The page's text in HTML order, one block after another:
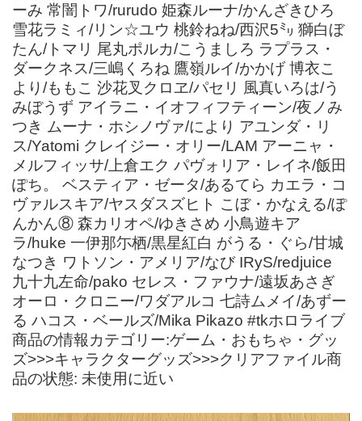
ーみ 常闇トワ/rurudo 姫森ルーナ/かんざきひろ
雪花ラミィ/リン☆ユウ 桃鈴ねね/西沢5㍉ 獅白ぼ
たん/トマリ 尾丸ポルカ/こうましろ ラプラス・
ダークネス/三嶋くろね 鷹嶺ルイ/かかげ 博衣こ
より/ももこ 沙花叉クロヱ/パセリ 風真いろは/う
みぼうず アイラニ・イオフィフティーン/夜ノみ
つき ムーナ・ホシノヴァ/により アユンダ・リ
ス/Yatomi クレイジー・オリー/LAM アーニャ・
メルフィッサ/上倉エク パヴォリア・レイネ/飯田
ぽち。 ベスティア・ゼータ/あるてら カエラ・コ
ヴァルスキア/ヤスダスズヒト こぼ・かなえる/ぽ
んかん⑧ 森カリオペ/ゆきさめ 小鳥遊キア
ラ/huke 一伊那尓栖/黒星紅白 がうる・ぐら/甘城
なつき ワトソン・アメリア/なび IRyS/redjuice
九十九左命/pako セレス・ファウナ/遠坂あさぎ
オーロ・クロニー/ワダアルコ 七詩ムメイ/あずー
る ハコス・ベールズ/Mika Pikazo #tkホロライブ
商品の情報カテゴリー:ゲーム・おもちゃ・グッ
ズ>>>キャラクターグッズ>>>クリアファイル商
品の状態: 未使用に近い